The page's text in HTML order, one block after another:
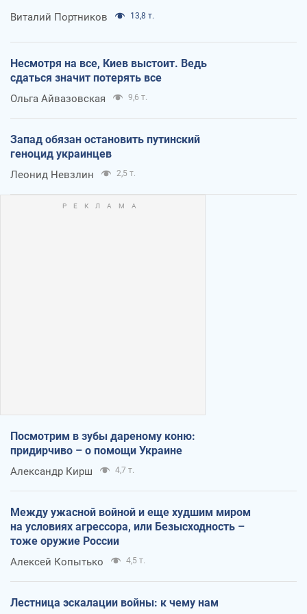
Виталий Портников 13,8 т.
Несмотря на все, Киев выстоит. Ведь
сдаться значит потерять все
Ольга Айвазовская 9,6 т.
Запад обязан остановить путинский
геноцид украинцев
Леонид Невзлин 2,5 т.
Посмотрим в зубы дареному коню:
придирчиво – о помощи Украине
Александр Кирш 4,7 т.
Между ужасной войной и еще худшим миром
на условиях агрессора, или Безысходность –
тоже оружие России
Алексей Копытько 4,5 т.
Лестница эскалации войны: к чему нам